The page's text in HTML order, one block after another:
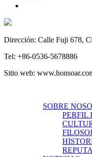
Dirección: Calle Fuji 678,
Tel: +86-0536-5678886
Sitio web:
SOBRE
PERFIL